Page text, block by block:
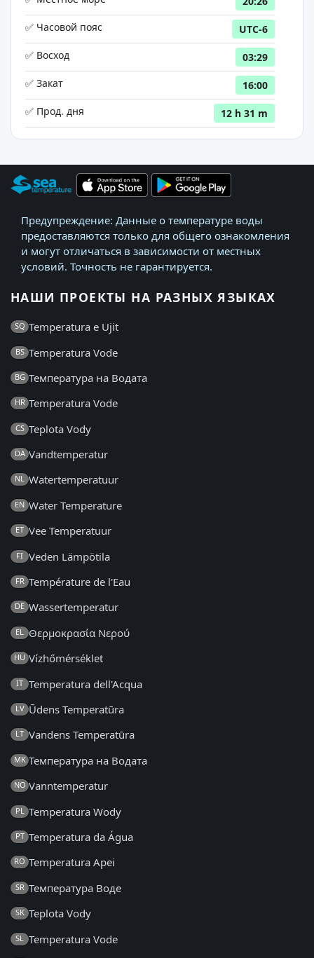
✅ Часовой пояс
UTC-6
✅ Восход
03:29
✅ Закат
16:00
✅ Прод. дня
12 h 31 m
Предупреждение: Данные о температуре воды
предоставляются только для общего ознакомления
и могут отличаться в зависимости от местных
условий. Точность не гарантируется.
НАШИ ПРОЕКТЫ НА РАЗНЫХ ЯЗЫКАХ
SQ Temperatura e Ujit
BS Temperatura Vode
BG Температура на Водата
HR Temperatura Vode
CS Teplota Vody
DA Vandtemperatur
NL Watertemperatuur
EN Water Temperature
ET Vee Temperatuur
FI Veden Lämpötila
FR Température de l'Eau
DE Wassertemperatur
EL Θερμοκρασία Νερού
HU Vízhőmérséklet
IT Temperatura dell'Acqua
LV Ūdens Temperatūra
LT Vandens Temperatūra
MK Температура на Водата
NO Vanntemperatur
PL Temperatura Wody
PT Temperatura da Água
RO Temperatura Apei
SR Температура Воде
SK Teplota Vody
SL Temperatura Vode